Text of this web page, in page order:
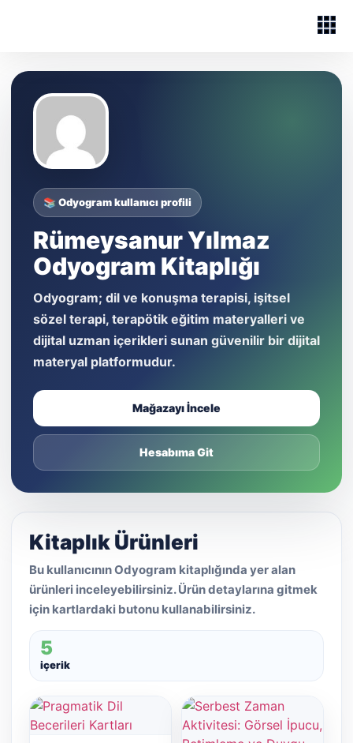
📚 Odyogram kullanıcı profili
Rümeysanur Yılmaz
Odyogram Kitaplığı
Odyogram; dil ve konuşma terapisi, işitsel
sözel terapi, terapötik eğitim materyalleri ve
dijital uzman içerikleri sunan güvenilir bir dijital
materyal platformudur.
Mağazayı İncele
Hesabıma Git
Kitaplık Ürünleri
Bu kullanıcının Odyogram kitaplığında yer alan
ürünleri inceleyebilirsiniz. Ürün detaylarına gitmek
için kartlardaki butonu kullanabilirsiniz.
5
içerik